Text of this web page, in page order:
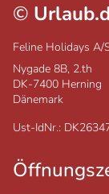
©
Feline Holidays A/
Nygade 8B, 2.th
DK-7400 Herning
Dänemark
Ust-IdNr.: